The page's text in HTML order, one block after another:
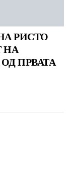
РИСТО
НА
ПРВАТА